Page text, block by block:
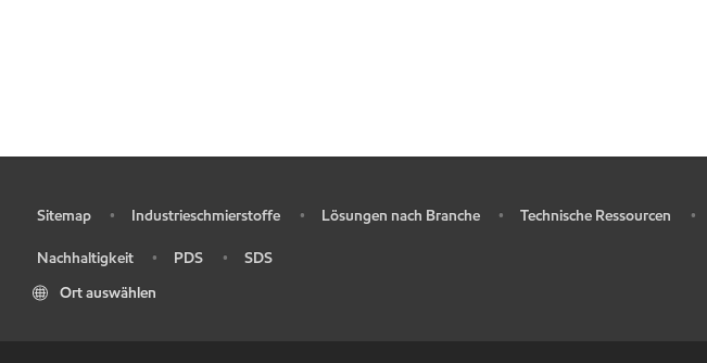
Sitemap • Industrieschmierstoffe • Lösungen nach Branche • Technische Ressourcen •
Nachhaltigkeit • PDS •
SDS
Ort auswählen